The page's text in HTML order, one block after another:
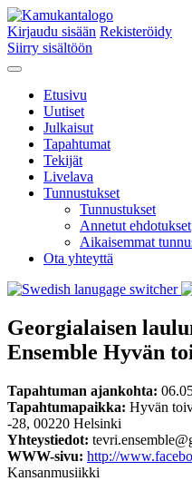
Kirjaudu sisään Rekisteröidy
Siirry sisältöön
Etusivu
Uutiset
Julkaisut
Tapahtumat
Tekijät
Livelava
Tunnustukset
Tunnustukset
Annetut ehdotukset
Aikaisemmat
Ota yhteyttä
Georgialaisen
Ensemble Hyvän
Tapahtuman ajankohta:
Tapahtumapaikka: Hyvän
-28, 00220 Helsinki
Yhteystiedot:
WWW-sivu: http://
Kansanmusiikki